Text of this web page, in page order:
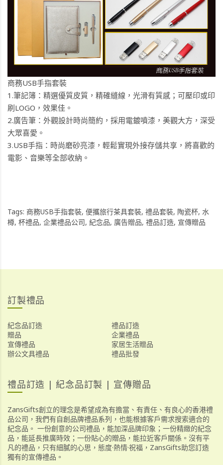
商務USB手指套裝
1.筆記簿：精選優質皮質，精確縫線，光滑有質感；可壓印或印
刷LOGO，效果佳。
2.廣告筆：外觀設計時尚簡約，採用電鍍噴漆，美觀大方，深受
大眾喜愛。
3.USB手指：時尚磨砂亮漆，輕鬆實現外接存儲共享，將喜歡的
電影、音樂等全部收納。
Tags: 商務USB手指套裝, 便攜旅行茶具套裝, 禮品套裝, 陶瓷杯, 水
樽, 杯禮品, 企業禮品公司, 紀念品, 廣告贈品, 禮品訂造, 宣傳贈品
訂製禮品
紀念品訂造
禮品訂造
贈品
企業禮品
宣傳禮品
家居生活贈品
辦公文具禮品
禮品批發
禮品訂造 | 紀念品訂製 | 宣傳贈品
ZansGifts創立的理念是希望成為有擔當、有責任、有良心的香港禮
品公司，我們有自創品牌禮品系列，也能根據客戶需求搜索適合的
紀念品。 一份創意的公司禮品，能加深品牌印象；一份精緻的紀念
品，能延長推廣時效；一份貼心的贈品，能拉近客戶關係。沒有平
凡的禮品，只有細膩的心思，態度·熱情·祝福，ZansGifts助您訂造
獨有的宣傳禮品。